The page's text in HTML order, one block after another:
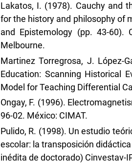
Lakatos, I. (1978). Cauchy and
for the history and philosophy of
and Epistemology (pp. 43-60).
Melbourne.
Martinez Torregrosa, J. López-
Education: Scanning Historical
Model for Teaching Differential
Ongay, F. (1996).
96-02. México: CIMAT.
Pulido, R. (1998). Un estudio
escolar: la transposición
inédita de doctorado) Cinvestav-